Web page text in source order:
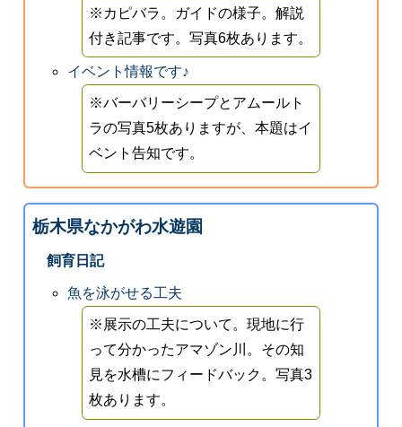
※カピバラ。ガイドの様子。解説
付き記事です。写真6枚あります。
イベント情報です♪
※バーバリーシープとアムールト
ラの写真5枚ありますが、本題はイ
ベント告知です。
栃木県なかがわ水遊園
飼育日記
魚を泳がせる工夫
※展示の工夫について。現地に行
って分かったアマゾン川。その知
見を水槽にフィードバック。写真3
枚あります。